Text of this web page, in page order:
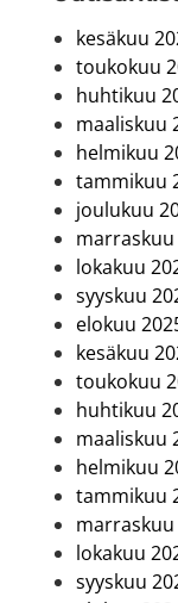
kesäkuu
toukokuu
huhtikuu
maaliskuu
helmikuu
tammikuu
joulukuu
marraskuu
lokakuu
syyskuu
elokuu
kesäkuu
toukokuu
huhtikuu
maaliskuu
helmikuu
tammikuu
marraskuu
lokakuu
syyskuu